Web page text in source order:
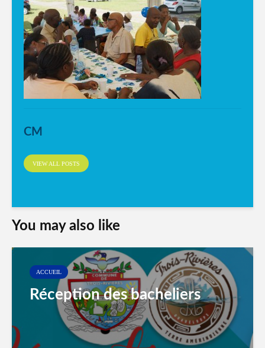
CM
VIEW ALL POSTS
You may also like
ACCUEIL
Réception des bacheliers